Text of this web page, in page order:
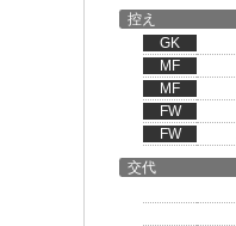
控え
GK
MF
MF
FW
FW
交代